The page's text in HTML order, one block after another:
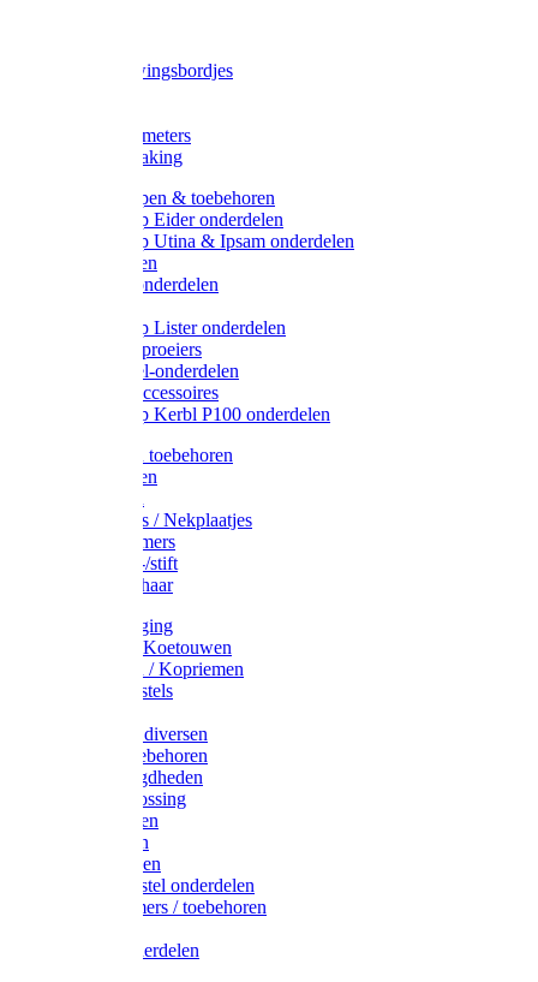
Waarschuwingsbordjes
Wegers en meters
Video bewaking
Weidepompen & toebehoren
Weidepomp Eider onderdelen
Weidepomp Utina & Ipsam onderdelen
Drinkbakken
Drinkbak onderdelen
Weidepomp Lister onderdelen
Nippels / Sproeiers
Drinknippel-onderdelen
Drinkbak accessoires
Weidepomp Kerbl P100 onderdelen
Oormerken toebehoren
Enkelbanden
Halsplaatjes / Nekplaatjes
Kokernummers
Merkspray-/stift
Veemerkschaar
Uierverzorging
Halsters & Koetouwen
Halsriemen / Kopriemen
Koerugborstels
Koe / Stier diversen
Melkers toebehoren
Stalbenodigdheden
Kalververlossing
Stierenringen
Onthoornen
Kalverflessen
Koerugborstel onderdelen
Kalveremmers / toebehoren
Koelift onderdelen